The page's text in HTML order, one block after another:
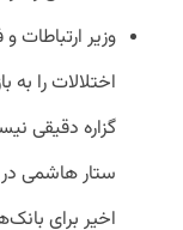
وزیر ارتباطات
اختلالات را به
گزاره دقیقی
ستار هاشمی در
اخیر برای